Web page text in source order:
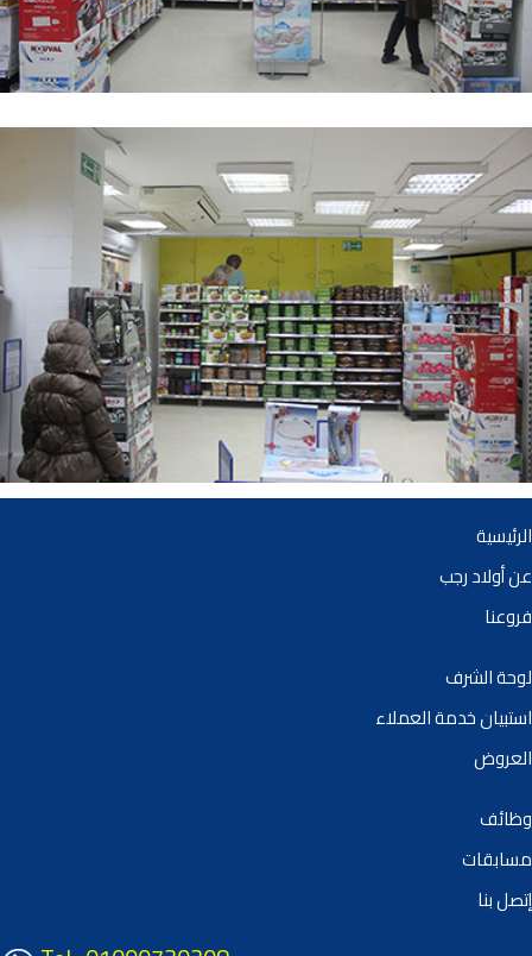
الرئيسية
عن أولاد رجب
فروعنا
لوحة الشرف
استبيان خدمة العملاء
العروض
وظائف
مسابقات
إتصل بنا